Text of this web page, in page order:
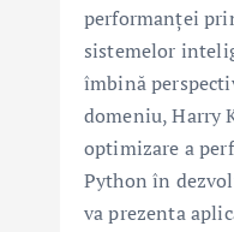
performanței
sistemelor
îmbină
domeniu, Harry
optimizare a
Python în
va prezenta